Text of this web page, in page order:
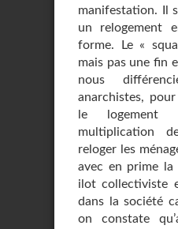
manifestation. Il
un relogement
forme. Le «
mais pas une fin
nous
anarchistes,
le logement
multiplication
reloger les
avec en prime la
ilot collectiviste
dans la société
on constate